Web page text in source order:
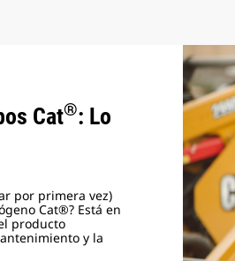
Cat®: Lo
por primera vez)
Cat®? Está en
producto
y la